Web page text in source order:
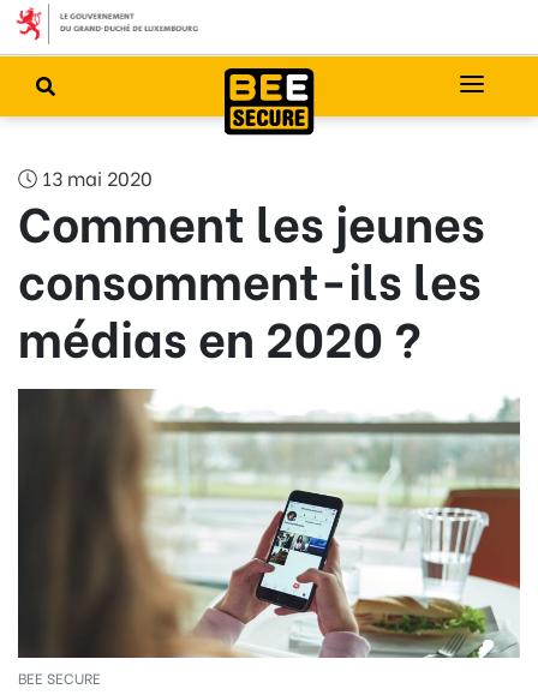
13 mai 2020
Comment les jeunes
consomment-ils les
médias en 2020 ?
BEE SECURE